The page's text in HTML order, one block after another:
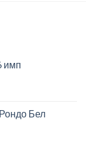
имп
Бел